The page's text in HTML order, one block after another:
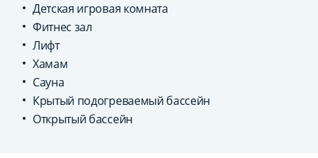
Детская игровая комната
Фитнес зал
Лифт
Хамам
Сауна
Крытый подогреваемый бассейн
Открытый бассейн